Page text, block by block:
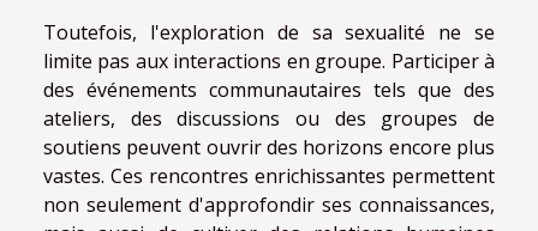
Toutefois, l'exploration de sa sexualité ne se
limite pas aux interactions en groupe. Participer à
des événements communautaires tels que des
ateliers, des discussions ou des groupes de
soutiens peuvent ouvrir des horizons encore plus
vastes. Ces rencontres enrichissantes permettent
non seulement d'approfondir ses connaissances,